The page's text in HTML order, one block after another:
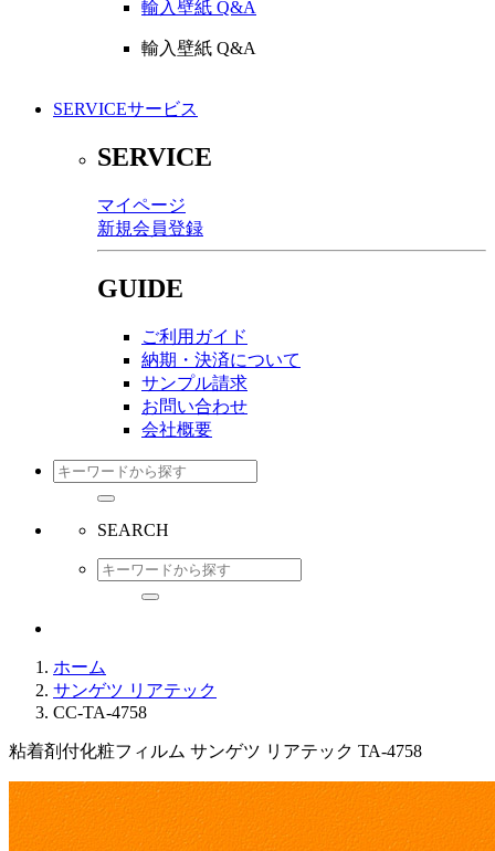
輸入壁紙 Q&A
輸入壁紙 Q&A
SERVICEサービス
SERVICE
マイページ
新規会員登録
GUIDE
ご利用ガイド
納期・決済について
サンプル請求
お問い合わせ
会社概要
SEARCH
ホーム
サンゲツ リアテック
CC-TA-4758
粘着剤付化粧フィルム サンゲツ リアテック TA-4758